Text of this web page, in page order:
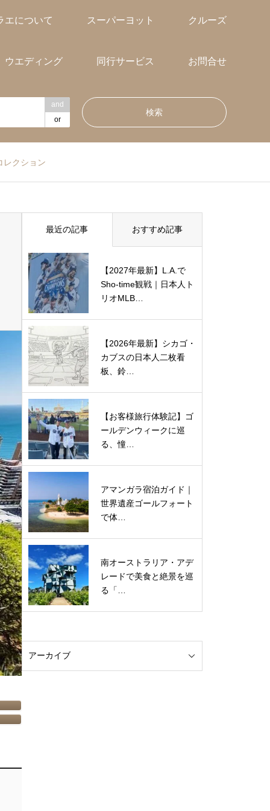
エについて スーパーヨット クルーズ
ウエディング 同行サービス お問合せ
and
or
レクション
最近の記事 おすすめ記事
【2027年最新】L.A.で
Sho-time観戦｜日本人ト
リオMLB…
【2026年最新】シカゴ・
カブスの日本人二枚看
板、鈴…
【お客様旅行体験記】ゴ
ールデンウィークに巡
る、憧…
アマンガラ宿泊ガイド｜
世界遺産ゴールフォート
で体…
南オーストラリア・アデ
レードで美食と絶景を巡
る「…